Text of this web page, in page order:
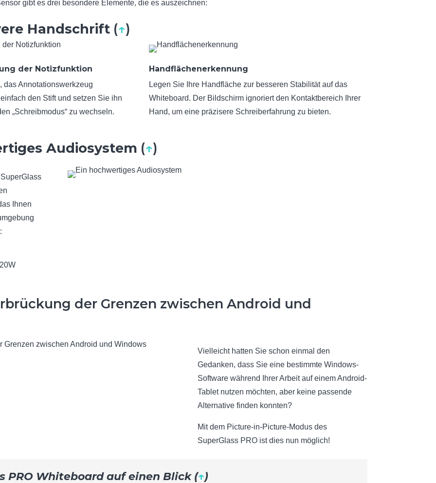
gibt es drei besondere Elemente, die es auszeichnen:
Handschrift (↑)
der Notizfunktion
das Annotationswerkzeug
den Stift und setzen Sie ihn
„Schreibmodus“ zu wechseln.
Handflächenerkennung
Legen Sie Ihre Handfläche zur besseren Stabilität auf das
Whiteboard. Der Bildschirm ignoriert den Kontaktbereich Ihrer
Hand, um eine präzisere Schreiberfahrung zu bieten.
Audiosystem (↑)
Ihnen
der Grenzen zwischen Android und
Vielleicht hatten Sie schon einmal den
Gedanken, dass Sie eine bestimmte Windows-
Software während Ihrer Arbeit auf einem Android-
Tablet nutzen möchten, aber keine passende
Alternative finden konnten?
Mit dem Picture-in-Picture-Modus des
SuperGlass PRO ist dies nun möglich!
PRO Whiteboard auf einen Blick (↑)